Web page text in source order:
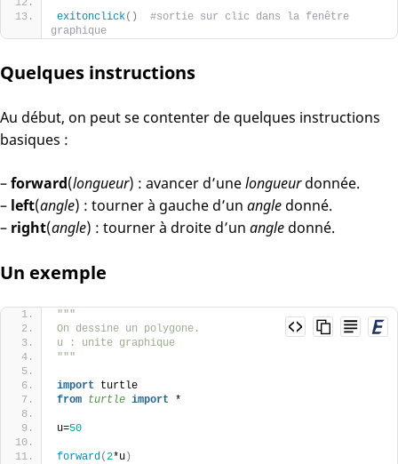
exitonclick()
#sortie sur clic dans la fenêtre
graphique
Quelques instructions
Au début, on peut se contenter de quelques instructions
basiques :
–forward(longueur) : avancer d’unelongueurdonnée.
– left(angle) : tourner à gauche d’un angle donné.
– right(angle) : tourner à droite d’un angle donné.
Un exemple
"""
On dessine un polygone.
u : unite graphique
"""
import turtle
from turtle import *
u=50
forward(2*u )